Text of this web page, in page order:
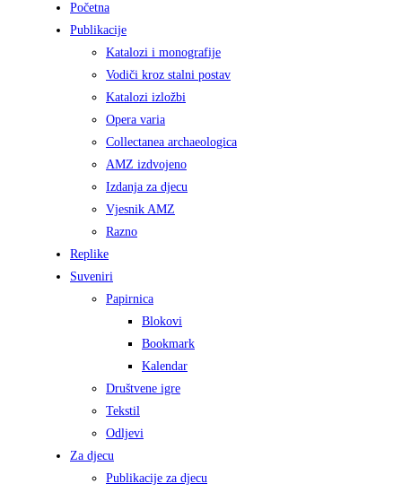
Početna
Publikacije
Katalozi i monografije
Vodiči kroz stalni postav
Katalozi izložbi
Opera varia
Collectanea archaeologica
AMZ izdvojeno
Izdanja za djecu
Vjesnik AMZ
Razno
Replike
Suveniri
Papirnica
Blokovi
Bookmark
Kalendar
Društvene igre
Tekstil
Odljevi
Za djecu
Publikacije za djecu